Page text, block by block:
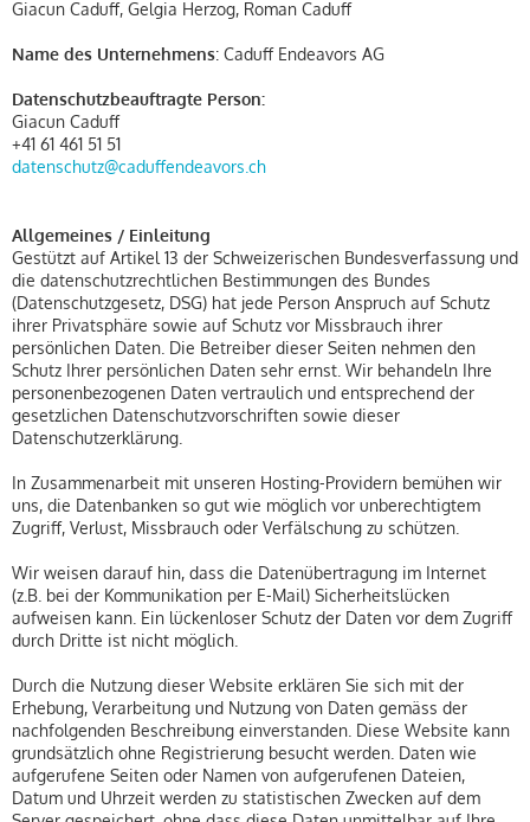
Giacun Caduff, Gelgia Herzog, Roman Caduff
Name des Unternehmens: Caduff Endeavors AG
Datenschutzbeauftragte Person:
Giacun Caduff
+41 61 461 51 51
datenschutz@caduffendeavors.ch
Allgemeines / Einleitung
Gestützt auf Artikel 13 der Schweizerischen Bundesverfassung und
die datenschutzrechtlichen Bestimmungen des Bundes
(Datenschutzgesetz, DSG) hat jede Person Anspruch auf Schutz
ihrer Privatsphäre sowie auf Schutz vor Missbrauch ihrer
persönlichen Daten. Die Betreiber dieser Seiten nehmen den
Schutz Ihrer persönlichen Daten sehr ernst. Wir behandeln Ihre
personenbezogenen Daten vertraulich und entsprechend der
gesetzlichen Datenschutzvorschriften sowie dieser
Datenschutzerklärung.
In Zusammenarbeit mit unseren Hosting-Providern bemühen wir
uns, die Datenbanken so gut wie möglich vor unberechtigtem
Zugriff, Verlust, Missbrauch oder Verfälschung zu schützen.
Wir weisen darauf hin, dass die Datenübertragung im Internet
(z.B. bei der Kommunikation per E-Mail) Sicherheitslücken
aufweisen kann. Ein lückenloser Schutz der Daten vor dem Zugriff
durch Dritte ist nicht möglich.
Durch die Nutzung dieser Website erklären Sie sich mit der
Erhebung, Verarbeitung und Nutzung von Daten gemäss der
nachfolgenden Beschreibung einverstanden. Diese Website kann
grundsätzlich ohne Registrierung besucht werden. Daten wie
aufgerufene Seiten oder Namen von aufgerufenen Dateien,
Datum und Uhrzeit werden zu statistischen Zwecken auf dem